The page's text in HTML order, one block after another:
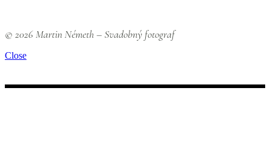
© 2026 Martin Németh – Svadobný fotograf
Close